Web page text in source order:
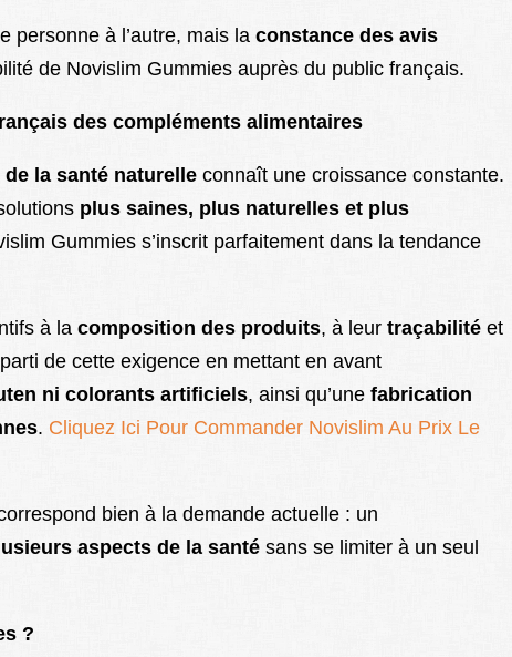
personne à l’autre, mais la constance des avis
de Novislim Gummies auprès du public français.
des compléments alimentaires
la santé naturelle connaît une croissance constante.
plus saines, plus naturelles et plus
Gummies s’inscrit parfaitement dans la tendance
à la composition des produits, à leur traçabilité et
de cette exigence en mettant en avant
ni colorants artificiels, ainsi qu’une fabrication
. Cliquez Ici Pour Commander Novislim Au Prix Le
bien à la demande actuelle : un
aspects de la santé sans se limiter à un seul
?